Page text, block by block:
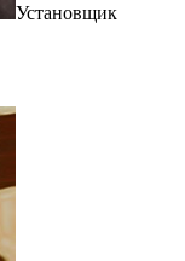
Установщик